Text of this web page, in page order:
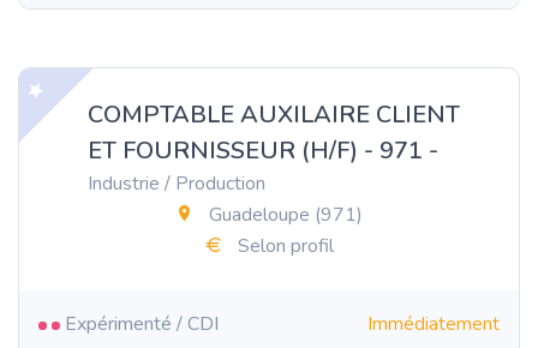
COMPTABLE AUXILAIRE CLIENT
ET FOURNISSEUR (H/F) - 971 -
Industrie / Production
Guadeloupe (971)
Selon profil
Expérimenté / CDI Immédiatement